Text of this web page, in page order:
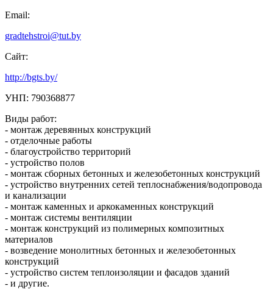
Email:
gradtehstroi@tut.by
Сайт:
http://bgts.by/
УНП: 790368877
Виды работ:
- монтаж деревянных конструкций
- отделочные работы
- благоустройство территорий
- устройство полов
- монтаж сборных бетонных и железобетонных конструкций
- устройство внутренних сетей теплоснабжения/водопровода
и канализации
- монтаж каменных и аркокаменных конструкций
- монтаж системы вентиляции
- монтаж конструкций из полимерных композитных
материалов
- возведение монолитных бетонных и железобетонных
конструкций
- устройство систем теплоизоляции и фасадов зданий
- и другие.